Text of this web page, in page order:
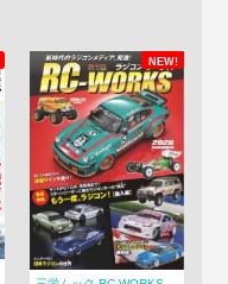
NEW!